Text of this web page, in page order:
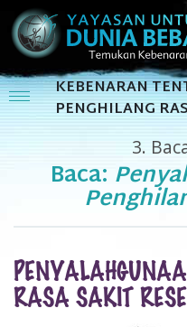
KEBENARAN
PENGHILANG
3.
Baca:
RASA SAKIT